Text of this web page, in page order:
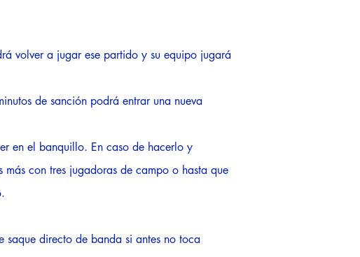
volver a jugar ese partido y su equipo jugará
de sanción podrá entrar una nueva
en el banquillo. En caso de hacerlo y
con tres jugadoras de campo o hasta que
saque directo de banda si antes no toca